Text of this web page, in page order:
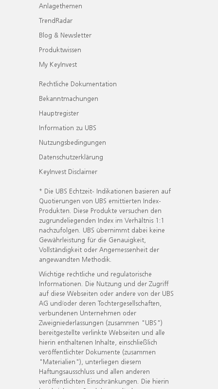
Anlagethemen
TrendRadar
Blog & Newsletter
Produktwissen
My KeyInvest
Rechtliche Dokumentation
Bekanntmachungen
Hauptregister
Information zu UBS
Nutzungsbedingungen
Datenschutzerklärung
KeyInvest Disclaimer
* Die UBS Echtzeit- Indikationen basieren auf
Quotierungen von UBS emittierten Index-
Produkten. Diese Produkte versuchen den
zugrundeliegenden Index im Verhältnis 1:1
nachzufolgen. UBS übernimmt dabei keine
Gewährleistung für die Genauigkeit,
Vollständigkeit oder Angemessenheit der
angewandten Methodik.
Wichtige rechtliche und regulatorische
Informationen. Die Nutzung und der Zugriff
auf diese Webseiten oder andere von der UBS
AG und/oder deren Tochtergesellschaften,
verbundenen Unternehmen oder
Zweigniederlassungen (zusammen "UBS")
bereitgestellte verlinkte Webseiten und alle
hierin enthaltenen Inhalte, einschließlich
veröffentlichter Dokumente (zusammen
"Materialien"), unterliegen diesem
Haftungsausschluss und allen anderen
veröffentlichten Einschränkungen. Die hierin